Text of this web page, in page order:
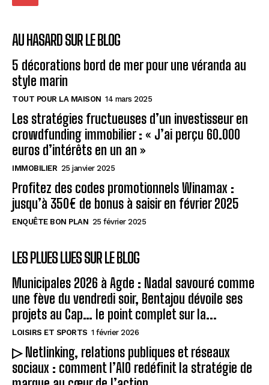
AU HASARD SUR LE BLOG
5 décorations bord de mer pour une véranda au
style marin
TOUT POUR LA MAISON 14 mars 2025
Les stratégies fructueuses d’un investisseur en
crowdfunding immobilier : « J’ai perçu 60.000
euros d’intérêts en un an »
IMMOBILIER 25 janvier 2025
Profitez des codes promotionnels Winamax :
jusqu’à 350€ de bonus à saisir en février 2025
ENQUÊTE BON PLAN 25 février 2025
LES PLUES LUES SUR LE BLOG
Municipales 2026 à Agde : Nadal savouré comme
une fève du vendredi soir, Bentajou dévoile ses
projets au Cap… le point complet sur la...
LOISIRS ET SPORTS 1 février 2026
▷ Netlinking, relations publiques et réseaux
sociaux : comment l’AIO redéfinit la stratégie de